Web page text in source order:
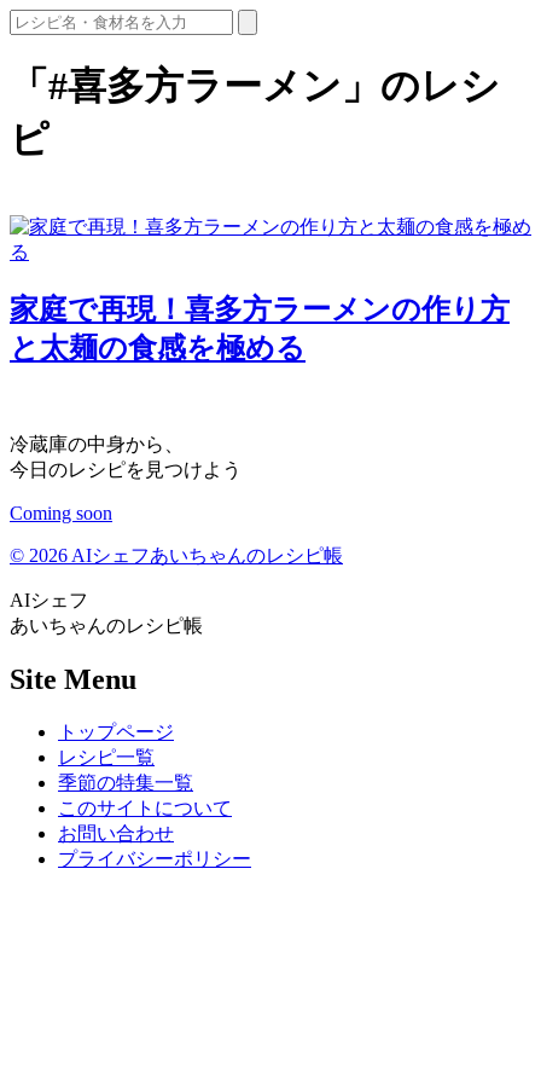
「#喜多方ラーメン」のレシ
ピ
家庭で再現！喜多方ラーメンの作り方
と太麺の食感を極める
冷蔵庫の中身から、
今日のレシピを見つけよう
Coming soon
© 2026 AIシェフあいちゃんのレシピ帳
AIシェフ
あいちゃんのレシピ帳
Site Menu
トップページ
レシピ一覧
季節の特集一覧
このサイトについて
お問い合わせ
プライバシーポリシー